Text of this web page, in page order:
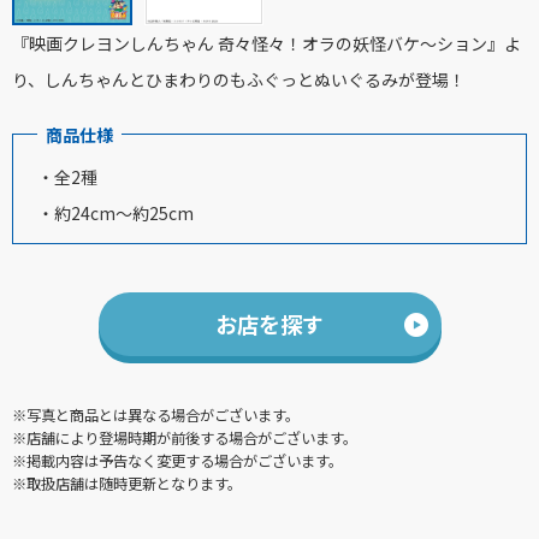
『映画クレヨンしんちゃん 奇々怪々！オラの妖怪バケ～ション』よ
り、しんちゃんとひまわりのもふぐっとぬいぐるみが登場！
商品仕様
・全2種
・約24cm～約25cm
お店を探す
※写真と商品とは異なる場合がございます。
※店舗により登場時期が前後する場合がございます。
※掲載内容は予告なく変更する場合がございます。
※取扱店舗は随時更新となります。